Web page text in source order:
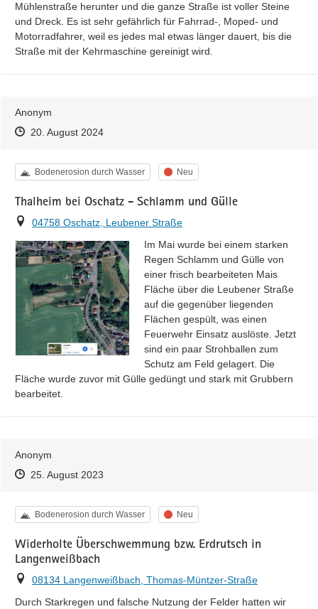
Mühlenstraße herunter und die ganze Straße ist voller Steine
und Dreck. Es ist sehr gefährlich für Fahrrad-, Moped- und
Motorradfahrer, weil es jedes mal etwas länger dauert, bis die
Straße mit der Kehrmaschine gereinigt wird.
Anonym
Zeitpunkt des Erstellens
Zeitpunkt des Erstellens
20. August 2024Zur Äußerung
Kategorie
Bodenerosion durch Wasser Status
Neu
Thalheim bei Oschatz - Schlamm und Gülle
Ort
04758 Oschatz, Leubener Straße
Im Mai wurde bei einem starken
Regen Schlamm und Gülle von
einer frisch bearbeiteten Mais
Fläche über die Leubener Straße
auf die gegenüber liegenden
Flächen gespült, was einen
Feuerwehr Einsatz auslöste. Jetzt
sind ein paar Strohballen zum
Schutz am Feld gelagert. Die
Fläche wurde zuvor mit Gülle gedüngt und stark mit Grubbern
bearbeitet.
Anonym
Zeitpunkt des Erstellens
Zeitpunkt des Erstellens
25. August 2023Zur Äußerung
Kategorie
Bodenerosion durch Wasser Status
Neu
Widerholte Überschwemmung bzw. Erdrutsch in
Langenweißbach
Ort
08134 Langenweißbach, Thomas-Müntzer-Straße
Durch Starkregen und falsche Nutzung der Felder hatten wir